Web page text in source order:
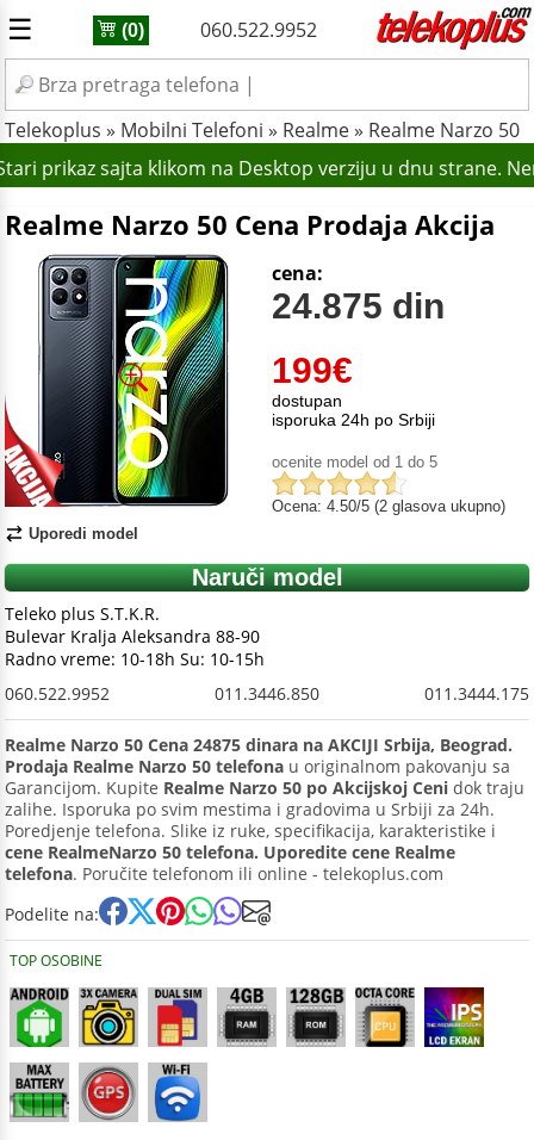
☰ (0) 060.522.9952
Telekoplus » Mobilni Telefoni » Realme» Realme Narzo 50
prikaz sajta klikom na Desktop verziju u dnu strane.
Realme Narzo 50 Cena Prodaja Akcija
Uporedi model
199€
cena:
24.875 din
dostupan
isporuka 24h po Srbiji
ocenite model od 1 do 5
Ocena: 4.50/5 (2 glasova ukupno)
Naruči model
Teleko plus S.T.K.R.
Bulevar Kralja Aleksandra 88-90
Radno vreme: 10-18h Su: 10-15h
060.522.9952
011.3446.850 011.3444.175
Realme Narzo 50 Cena 24875 dinara na AKCIJI Srbija, Beograd.
Prodaja Realme Narzo 50 telefona u originalnom pakovanju sa
Garancijom. Kupite Realme Narzo 50 po Akcijskoj Ceni dok traju
zalihe. Isporuka po svim mestima i gradovima u Srbiji za 24h.
Poredjenje telefona. Slike iz ruke, specifikacija, karakteristike i
cene RealmeNarzo 50 telefona. Uporedite cene Realme
telefona. Poručite telefonom ili online - telekoplus.com
Podelite na:
TOP OSOBINE